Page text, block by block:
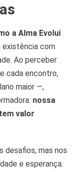
a Alma Evolui
existência com
Ao perceber
cada encontro,
maior —,
nossa
valor
desafios, mas nos
e esperança.